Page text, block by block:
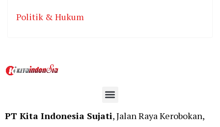
Politik & Hukum
PT Kita Indonesia Sujati, Jalan Raya Kerobokan,